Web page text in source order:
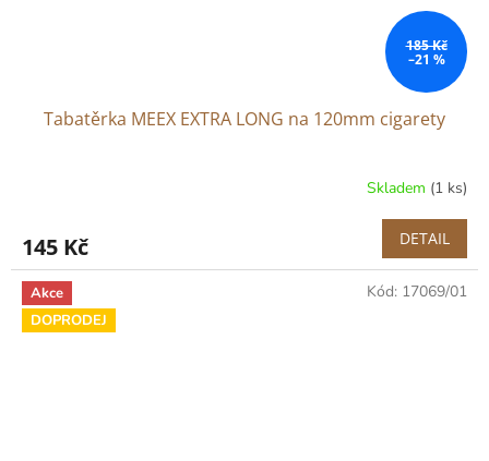
185 Kč
–21 %
Tabatěrka MEEX EXTRA LONG na 120mm cigarety
Skladem (1 ks)
145 Kč DETAIL
Akce
DOPRODEJ
Kód: 17069/01